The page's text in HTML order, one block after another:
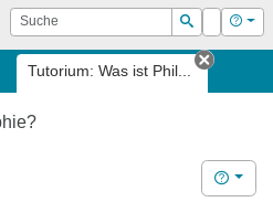
Suche
Suchen
Login Hilfe
Tutorium: Was ist Phil...
Tab
Hilfe